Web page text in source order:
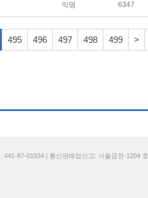
익명 6347
495 496 497 498 499 >
87-01934 | 통신판매업신고: 서울금천-1204 호